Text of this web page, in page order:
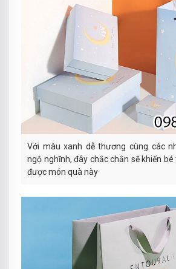
Với màu xanh dễ thương cùng các
ngộ nghĩnh, đây chắc chắn sẽ khiến
được món quà này